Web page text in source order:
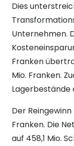
Dies
Unternehmen.
Franken
Mio. Franken.
Lagerbestände
Der
Franken. Die
auf 458,1 Mio.